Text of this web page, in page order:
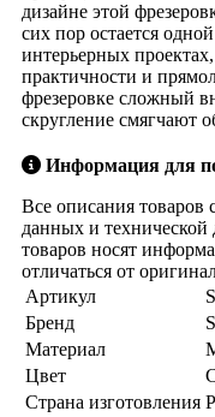
дизайне этой
сих пор остается
интерьерных
практичности и
фрезеровке сложный
скругление смягчают
Информация для
Все описания товаров
данных и
товаров носят
отличаться от
Артикул
Бренд
Материал
Цвет
Страна изготовления